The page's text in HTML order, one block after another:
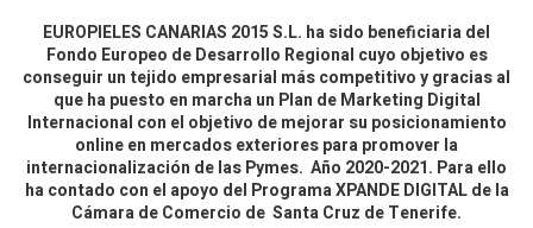
EUROPIELES CANARIAS 2015 S.L. ha sido beneficiaria del
Fondo Europeo de Desarrollo Regional cuyo objetivo es
conseguir un tejido empresarial más competitivo y gracias al
que ha puesto en marcha un Plan de Marketing Digital
Internacional con el objetivo de mejorar su posicionamiento
online en mercados exteriores para promover la
internacionalización de las Pymes. Año 2020-2021. Para ello
ha contado con el apoyo del Programa XPANDE DIGITAL de la
Cámara de Comercio de Santa Cruz de Tenerife.